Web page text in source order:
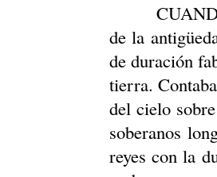
de la
de duración
tierra.
del cielo
soberanos
reyes con la